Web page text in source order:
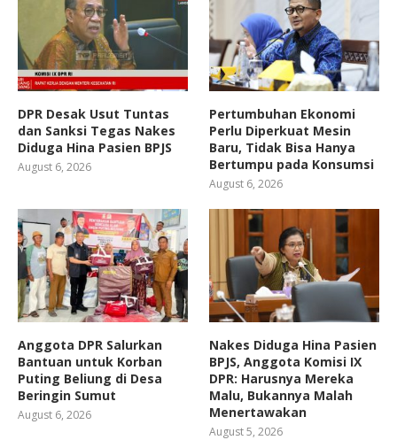
DPR Desak Usut Tuntas
dan Sanksi Tegas Nakes
Diduga Hina Pasien BPJS
August 6, 2026
Pertumbuhan Ekonomi
Perlu Diperkuat Mesin
Baru, Tidak Bisa Hanya
Bertumpu pada Konsumsi
August 6, 2026
Anggota DPR Salurkan
Bantuan untuk Korban
Puting Beliung di Desa
Beringin Sumut
August 6, 2026
Nakes Diduga Hina Pasien
BPJS, Anggota Komisi IX
DPR: Harusnya Mereka
Malu, Bukannya Malah
Menertawakan
August 5, 2026